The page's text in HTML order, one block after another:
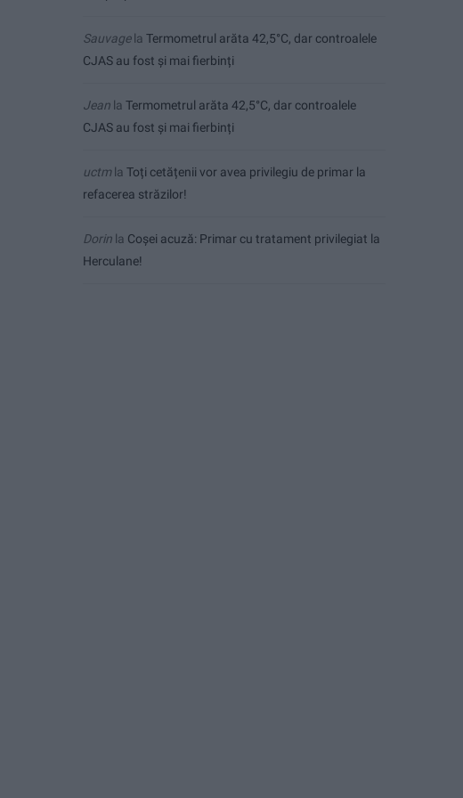
Sauvagela Termometrul arăta 42,5°C, dar controalele
CJAS au fost și mai fierbinți
Jean la Termometrul arăta 42,5°C, dar controalele
CJAS au fost și mai fierbinți
uctmla Toți cetățenii vor avea privilegiu de primar la
refacerea străzilor!
Dorin la Coșei acuză: Primar cu tratament privilegiat la
Herculane!